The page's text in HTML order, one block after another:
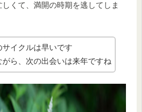
くて、満開の時期を逃してしま
サイクルは早いです
がら、次の出会いは来年ですね